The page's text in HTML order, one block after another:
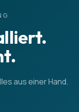
aus einer Hand.